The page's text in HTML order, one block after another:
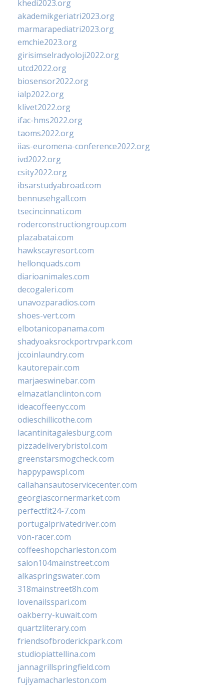
khedi2023.org
akademikgeriatri2023.org
marmarapediatri2023.org
emchie2023.org
girisimselradyoloji2022.org
utcd2022.org
biosensor2022.org
ialp2022.org
klivet2022.org
ifac-hms2022.org
taoms2022.org
iias-euromena-conference2022.org
ivd2022.org
csity2022.org
ibsarstudyabroad.com
bennusehgall.com
tsecincinnati.com
roderconstructiongroup.com
plazabatai.com
hawkscayresort.com
hellonquads.com
diarioanimales.com
decogaleri.com
unavozparadios.com
shoes-vert.com
elbotanicopanama.com
shadyoaksrockportrvpark.com
jccoinlaundry.com
kautorepair.com
marjaeswinebar.com
elmazatlanclinton.com
ideacoffeenyc.com
odieschillicothe.com
lacantinitagalesburg.com
pizzadeliverybristol.com
greenstarsmogcheck.com
happypawspl.com
callahansautoservicecenter.com
georgiascornermarket.com
perfectfit24-7.com
portugalprivatedriver.com
von-racer.com
coffeeshopcharleston.com
salon104mainstreet.com
alkaspringswater.com
318mainstreet8h.com
lovenailsspari.com
oakberry-kuwait.com
quartzliterary.com
friendsofbroderickpark.com
studiopiattellina.com
jannagrillspringfield.com
fujiyamacharleston.com